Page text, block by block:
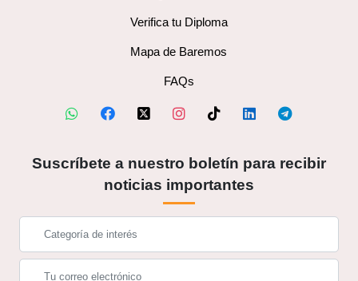
Verifica tu Diploma
Mapa de Baremos
FAQs
Suscríbete a nuestro boletín para recibir
noticias importantes